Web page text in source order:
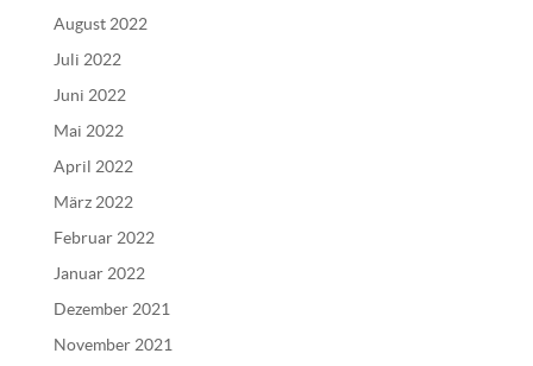
August 2022
Juli 2022
Juni 2022
Mai 2022
April 2022
März 2022
Februar 2022
Januar 2022
Dezember 2021
November 2021